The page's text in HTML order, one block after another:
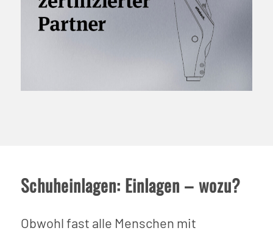
Schuheinlagen: Einlagen – wozu?
Obwohl fast alle Menschen mit